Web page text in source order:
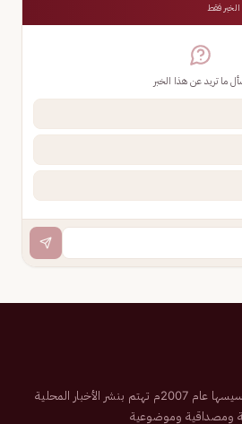
فقط
ما تريد عن هذا الخبر
صحيفة إلكترونية سعودية تم تأسيسها عام 2007م تهتم بنشر الأخبار المحلية
ومصداقية وموضوعية